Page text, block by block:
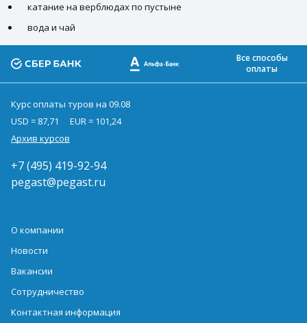
катание на верблюдах по пустыне
вода и чай
Все способы
оплаты
Курс оплаты туров на 09.08
USD = 87,71
EUR = 101,24
Архив курсов
+7 (495) 419-92-94
pegast@pegast.ru
О компании
Новости
Вакансии
Сотрудничество
Контактная информация